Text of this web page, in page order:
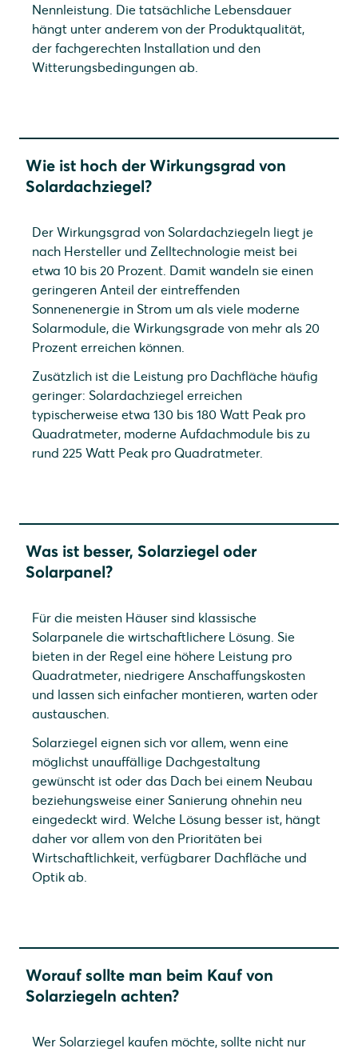
Nennleistung. Die tatsächliche Lebensdauer
hängt unter anderem von der Produktqualität,
der fachgerechten Installation und den
Witterungsbedingungen ab.
Wie ist hoch der Wirkungsgrad von
Solardachziegel?
Der Wirkungsgrad von Solardachziegeln liegt je
nach Hersteller und Zelltechnologie meist bei
etwa 10 bis 20 Prozent. Damit wandeln sie einen
geringeren Anteil der eintreffenden
Sonnenenergie in Strom um als viele moderne
Solarmodule, die Wirkungsgrade von mehr als 20
Prozent erreichen können.
Zusätzlich ist die Leistung pro Dachfläche häufig
geringer: Solardachziegel erreichen
typischerweise etwa 130 bis 180 Watt Peak pro
Quadratmeter, moderne Aufdachmodule bis zu
rund 225 Watt Peak pro Quadratmeter.
Was ist besser, Solarziegel oder
Solarpanel?
Für die meisten Häuser sind klassische
Solarpanele die wirtschaftlichere Lösung. Sie
bieten in der Regel eine höhere Leistung pro
Quadratmeter, niedrigere Anschaffungskosten
und lassen sich einfacher montieren, warten oder
austauschen.
Solarziegel eignen sich vor allem, wenn eine
möglichst unauffällige Dachgestaltung
gewünscht ist oder das Dach bei einem Neubau
beziehungsweise einer Sanierung ohnehin neu
eingedeckt wird. Welche Lösung besser ist, hängt
daher vor allem von den Prioritäten bei
Wirtschaftlichkeit, verfügbarer Dachfläche und
Optik ab.
Worauf sollte man beim Kauf von
Solarziegeln achten?
Wer Solarziegel kaufen möchte, sollte nicht nur